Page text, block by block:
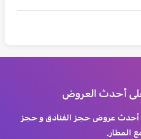
أحدث العروض
أحدث عروض حجز الفنادق و حجز
المطار.